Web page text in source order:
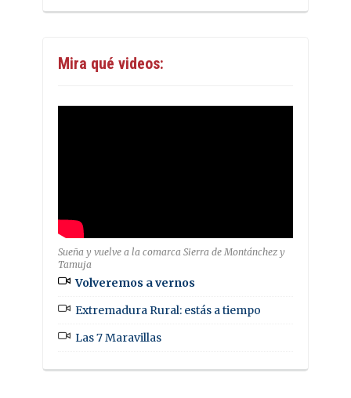
Mira qué videos:
Sueña y vuelve a la comarca Sierra de Montánchez y
Tamuja
Volveremos a vernos
Extremadura Rural: estás a tiempo
Las 7 Maravillas